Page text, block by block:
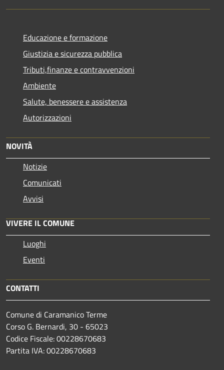
Educazione e formazione
Giustizia e sicurezza pubblica
Tributi,finanze e contravvenzioni
Ambiente
Salute, benessere e assistenza
Autorizzazioni
NOVITÀ
Notizie
Comunicati
Avvisi
VIVERE IL COMUNE
Luoghi
Eventi
CONTATTI
Comune di Caramanico Terme
Corso G. Bernardi, 30 - 65023
Codice Fiscale: 00228670683
Partita IVA: 00228670683